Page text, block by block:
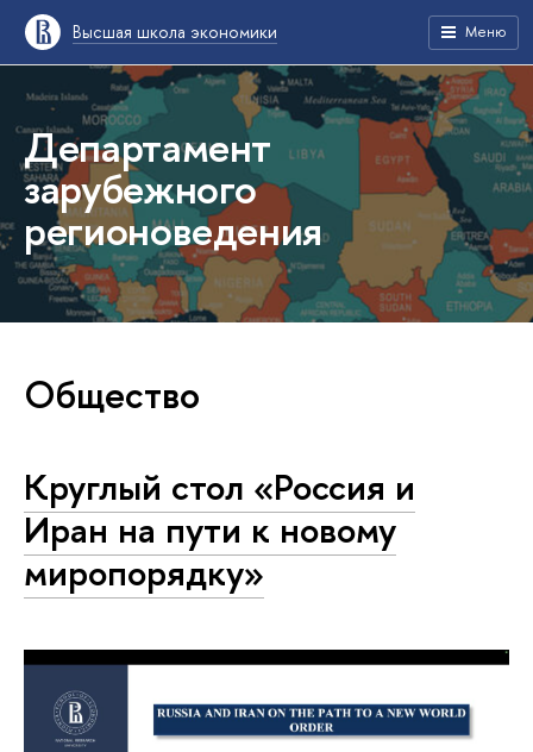
Высшая школа экономики Меню
Департамент
зарубежного
регионоведения
Общество
Круглый стол «Россия и
Иран на пути к новому
миропорядку»